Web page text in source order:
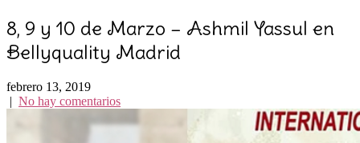
8, 9 y 10 de Marzo – Ashmil Yassul en
Bellyquality Madrid
febrero 13, 2019
| No hay comentarios